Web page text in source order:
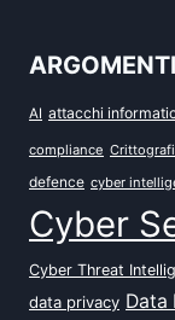
ARGOMENTI
AI attacchi
compliance
defence cyber
Cyber
Cyber Threat
data privacy Data